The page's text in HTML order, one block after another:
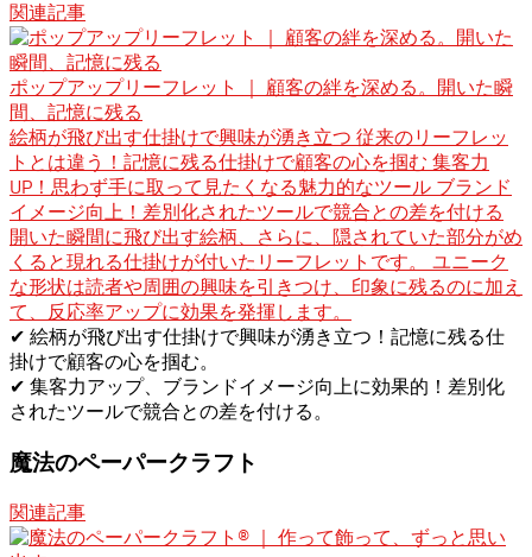
関連記事
ポップアップリーフレット ｜ 顧客の絆を深める。開いた瞬
間、記憶に残る
絵柄が飛び出す仕掛けで興味が湧き立つ 従来のリーフレッ
トとは違う！記憶に残る仕掛けで顧客の心を掴む 集客力
UP！思わず手に取って見たくなる魅力的なツール ブランド
イメージ向上！差別化されたツールで競合との差を付ける
開いた瞬間に飛び出す絵柄、さらに、隠されていた部分がめ
くると現れる仕掛けが付いたリーフレットです。 ユニーク
な形状は読者や周囲の興味を引きつけ、印象に残るのに加え
て、反応率アップに効果を発揮します。
✔ 絵柄が飛び出す仕掛けで興味が湧き立つ！記憶に残る仕
掛けで顧客の心を掴む。
✔ 集客力アップ、ブランドイメージ向上に効果的！差別化
されたツールで競合との差を付ける。
魔法のペーパークラフト
関連記事